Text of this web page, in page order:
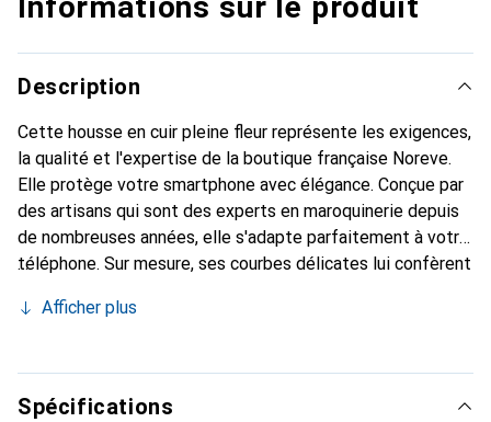
Description
Cette housse en cuir pleine fleur représente les exigences,
la qualité et l'expertise de la boutique française Noreve.
Elle protège votre smartphone avec élégance. Conçue par
des artisans qui sont des experts en maroquinerie depuis
de nombreuses années, elle s'adapte parfaitement à votre
téléphone. Sur mesure, ses courbes délicates lui confèrent
et indispensable de votre smartphone. Reconnu
marque Noreve est un choix sûr pour une clientèle
exigeante.
Afficher plus
Spécifications